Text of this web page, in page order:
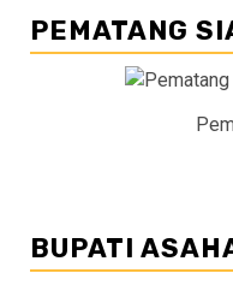
PEMATANG
BUPATI